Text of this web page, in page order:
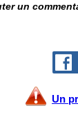
un
Un